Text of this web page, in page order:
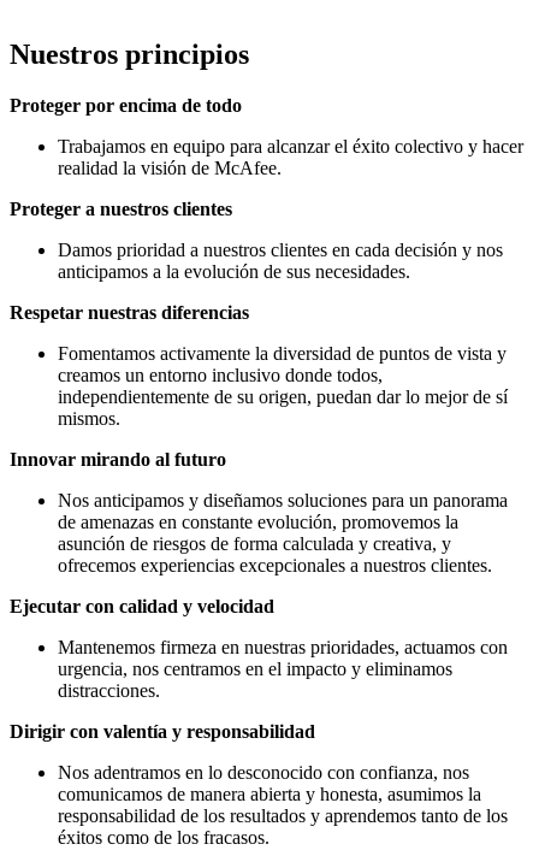
Nuestros principios
Proteger por encima de todo
Trabajamos en equipo para alcanzar el éxito colectivo y hacer
realidad la visión de McAfee.
Proteger a nuestros clientes
Damos prioridad a nuestros clientes en cada decisión y nos
anticipamos a la evolución de sus necesidades.
Respetar nuestras diferencias
Fomentamos activamente la diversidad de puntos de vista y
creamos un entorno inclusivo donde todos,
independientemente de su origen, puedan dar lo mejor de sí
mismos.
Innovar mirando al futuro
Nos anticipamos y diseñamos soluciones para un panorama
de amenazas en constante evolución, promovemos la
asunción de riesgos de forma calculada y creativa, y
ofrecemos experiencias excepcionales a nuestros clientes.
Ejecutar con calidad y velocidad
Mantenemos firmeza en nuestras prioridades, actuamos con
urgencia, nos centramos en el impacto y eliminamos
distracciones.
Dirigir con valentía y responsabilidad
Nos adentramos en lo desconocido con confianza, nos
comunicamos de manera abierta y honesta, asumimos la
responsabilidad de los resultados y aprendemos tanto de los
éxitos como de los fracasos.